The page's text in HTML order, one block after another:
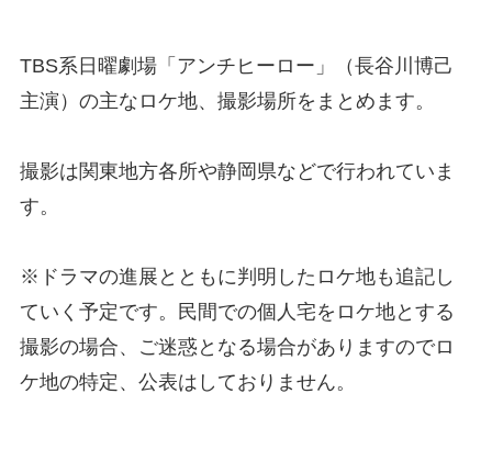
TBS系日曜劇場「アンチヒーロー」（長谷川博己
主演）の主なロケ地、撮影場所をまとめます。
撮影は関東地方各所や静岡県などで行われていま
す。
※ドラマの進展とともに判明したロケ地も追記し
ていく予定です。民間での個人宅をロケ地とする
撮影の場合、ご迷惑となる場合がありますのでロ
ケ地の特定、公表はしておりません。